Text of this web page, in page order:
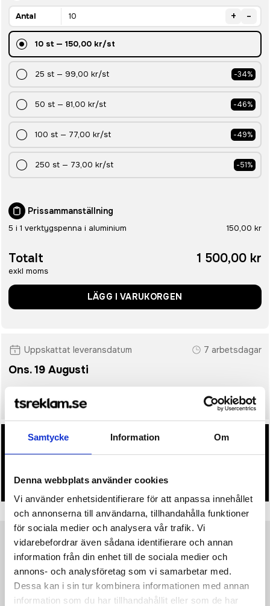
Samtycke Information Om
Denna webbplats använder cookies
Vi använder enhetsidentifierare för att anpassa innehållet
och annonserna till användarna, tillhandahålla funktioner
för sociala medier och analysera vår trafik. Vi
vidarebefordrar även sådana identifierare och annan
information från din enhet till de sociala medier och
annons- och analysföretag som vi samarbetar med.
Dessa kan i sin tur kombinera informationen med annan
information som du har tillhandahållit eller som de har
Antal + -
10 st— 150,00 kr/st
25 st — 99,00 kr/st -34%
50 st — 81,00 kr/st -46%
100 st — 77,00 kr/st -49%
250 st — 73,00 kr/st -51%
Prissammanställning
5 i 1 verktygspenna i aluminium 150,00 kr
Totalt
exkl moms
1 500,00 kr
LÄGG I VARUKORGEN
Uppskattat leveransdatum 7 arbetsdagar
Ons. 19 Augusti
• Snabbare leverans? Ange önskat leveransdatum i kassan.
• Du får alltid godkänna en offert och skiss på mailen
• Tryckfil/er logo laddas upp i kassan.
ProduktinformationSpecifikationer Pristabell Recensioner
Multifunktionell penna med linjal (7cm), vattenpass,
skruvmejsel, stylus och ballpoint-penna med blått bläck (upp